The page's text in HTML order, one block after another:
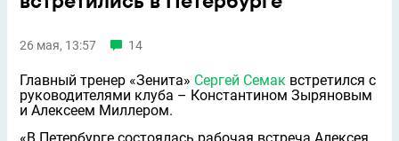
26 мая, 13:57 14
Главный тренер «Зенита» Сергей Семак встретился с
руководителями клуба – Константином Зыряновым
и Алексеем Миллером.